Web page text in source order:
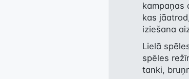
kampaņas
kas
iziešana
Lielā
spēles
tanki,